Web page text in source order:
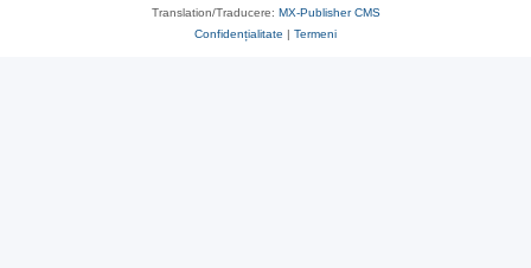
Translation/Traducere: MX-Publisher CMS
Confidențialitate | Termeni